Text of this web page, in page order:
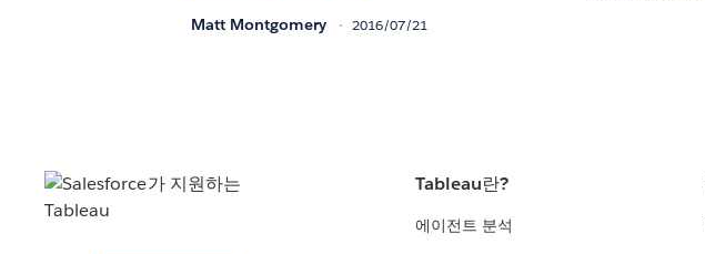
Matt Montgomery 2016/07/21
Tableau란?
에이전트 분석